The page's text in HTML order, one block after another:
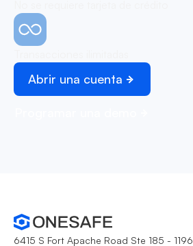
Abrir una cuenta
6415 S Fort Apache Road Ste 185 - 1196